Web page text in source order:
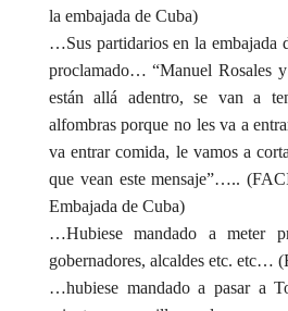
la embajada de Cuba)
…Sus partidarios en la embajada
proclamado… “Manuel Rosales
están allá adentro, se van a
alfombras porque no les va a
va entrar comida, le vamos a
que vean este mensaje”…..
Embajada de Cuba)
…Hubiese mandado a meter
gobernadores, alcaldes etc. etc…
…hubiese mandado a pasar a